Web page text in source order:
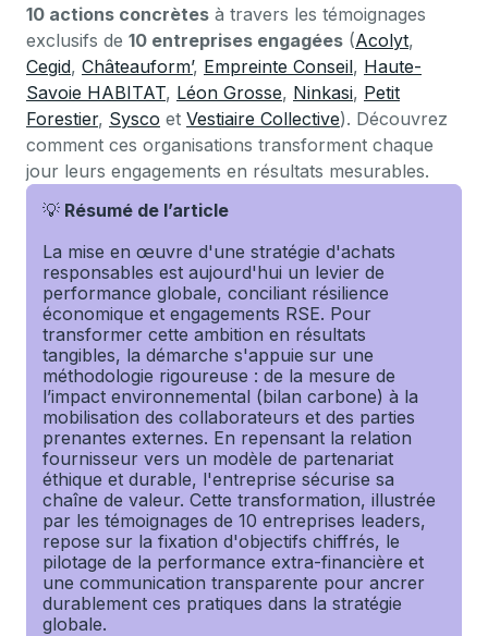
10 actions concrètes à travers les témoignages
exclusifs de 10 entreprises engagées (Acolyt,
Cegid, Châteauform’, Empreinte Conseil, Haute-
Savoie HABITAT, Léon Grosse, Ninkasi, Petit
Forestier, Sysco et Vestiaire Collective). Découvrez
comment ces organisations transforment chaque
jour leurs engagements en résultats mesurables.
💡 Résumé de l’article
La mise en œuvre d'une stratégie d'achats
responsables est aujourd'hui un levier de
performance globale, conciliant résilience
économique et engagements RSE. Pour
transformer cette ambition en résultats
tangibles, la démarche s'appuie sur une
méthodologie rigoureuse : de la mesure de
l’impact environnemental (bilan carbone) à la
mobilisation des collaborateurs et des parties
prenantes externes. En repensant la relation
fournisseur vers un modèle de partenariat
éthique et durable, l'entreprise sécurise sa
chaîne de valeur. Cette transformation, illustrée
par les témoignages de 10 entreprises leaders,
repose sur la fixation d'objectifs chiffrés, le
pilotage de la performance extra-financière et
une communication transparente pour ancrer
durablement ces pratiques dans la stratégie
globale.